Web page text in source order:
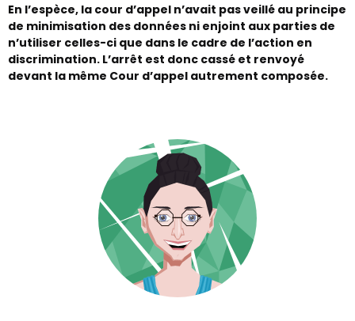
En l’espèce, la cour d’appel n’avait pas veillé au principe
de minimisation des données ni enjoint aux parties de
n’utiliser celles-ci que dans le cadre de l’action en
discrimination. L’arrêt est donc cassé et renvoyé
devant la même Cour d’appel autrement composée.